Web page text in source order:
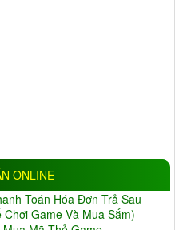
Thỏa thuận(22)
ONLINE
Toán Hóa Đơn Trả Sau
Game Và Mua Sắm)